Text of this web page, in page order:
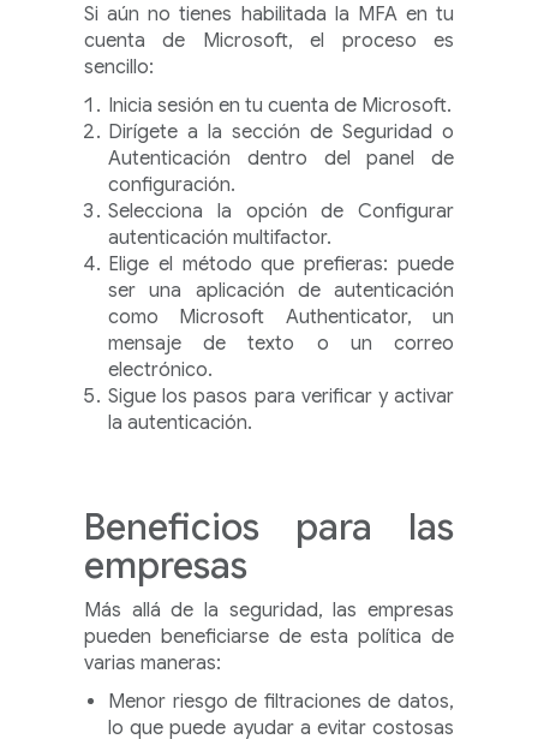
Si aún no tienes habilitada la MFA en tu
cuenta de Microsoft, el proceso es
sencillo:
Inicia sesión en tu cuenta de Microsoft.
Dirígete a la sección de Seguridad o
Autenticación dentro del panel de
configuración.
Selecciona la opción de Configurar
autenticación multifactor.
Elige el método que prefieras: puede
ser una aplicación de autenticación
como Microsoft Authenticator, un
mensaje de texto o un correo
electrónico.
Sigue los pasos para verificar y activar
la autenticación.
Beneficios para las
empresas
Más allá de la seguridad, las empresas
pueden beneficiarse de esta política de
varias maneras:
Menor riesgo de filtraciones de datos,
lo que puede ayudar a evitar costosas